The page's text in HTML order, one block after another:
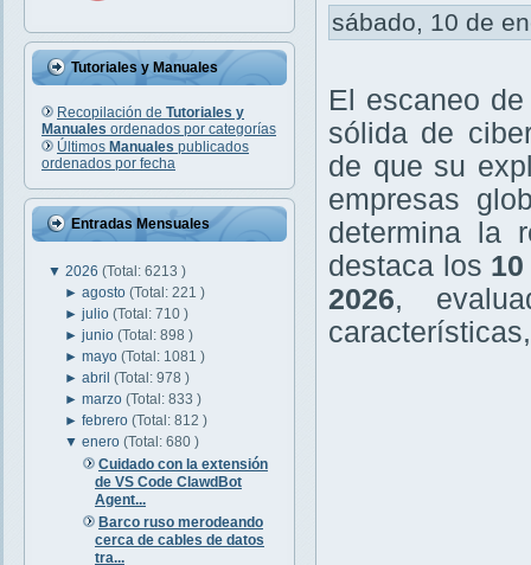
Tutoriales y Manuales
Recopilación de Tutoriales y
Manuales ordenados por categorías
Últimos Manuales publicados
ordenados por fecha
Entradas Mensuales
▼ 2026 (Total: 6213 )
►agosto(Total: 221 )
►julio(Total: 710 )
►junio(Total: 898 )
►mayo(Total: 1081 )
►abril(Total: 978 )
►marzo(Total: 833 )
►febrero(Total: 812 )
▼enero(Total: 680 )
Cuidado con la extensión
de VS Code ClawdBot
Agent...
Barco ruso merodeando
cerca de cables de datos
tra...
sábado, 10 de
El escaneo
sólida de
de que su
empresas
determina la
destaca los
2026,